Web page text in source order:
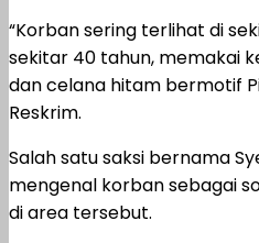
“Korban sering terlihat di
sekitar 40 tahun, memakai
dan celana hitam bermotif
Reskrim.
Salah satu saksi bernama
mengenal korban sebagai
di area tersebut.